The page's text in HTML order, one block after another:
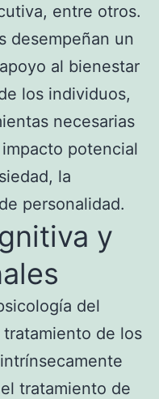
entre otros.
desempeñan un
al bienestar
los individuos,
necesarias
potencial
la
personalidad.
y
del
de los
tratamiento de